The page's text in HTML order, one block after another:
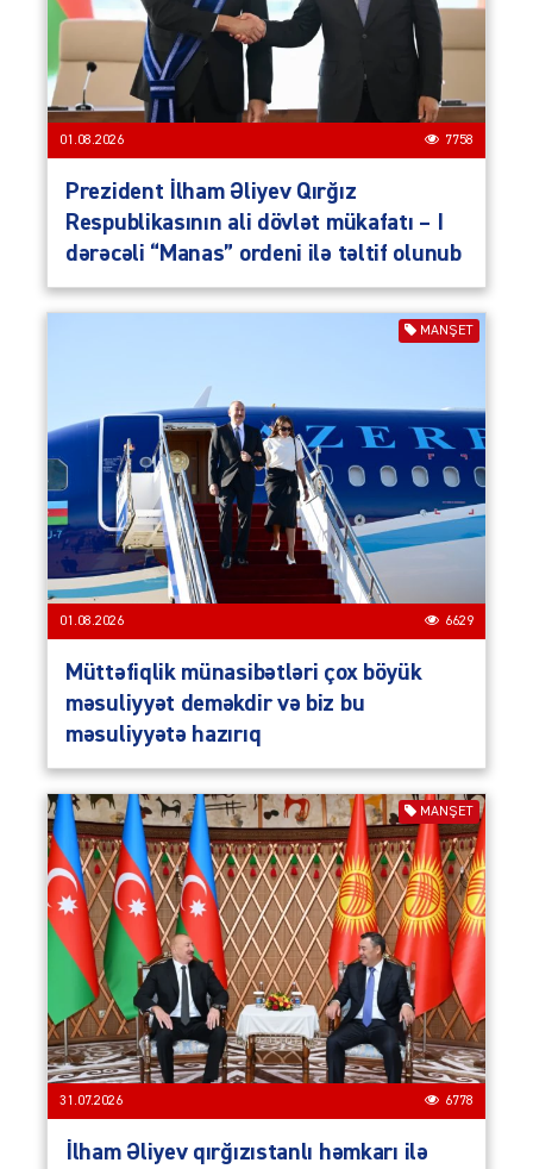
01.08.2026 7758
Prezident İlham Əliyev Qırğız
Respublikasının ali dövlət mükafatı – I
dərəcəli “Manas” ordeni ilə təltif olunub
MANŞET
01.08.2026 6629
Müttəfiqlik münasibətləri çox böyük
məsuliyyət deməkdir və biz bu
məsuliyyətə hazırıq
MANŞET
31.07.2026 6778
İlham Əliyev qırğızıstanlı həmkarı ilə